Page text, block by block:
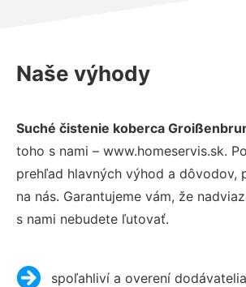
Naše výhody
Suché čistenie koberca
toho s nami – www.homeservis.sk.
prehľad hlavných výhod a dôvodov,
na nás. Garantujeme vám, že
s nami nebudete ľutovať.
spoľahliví a overení